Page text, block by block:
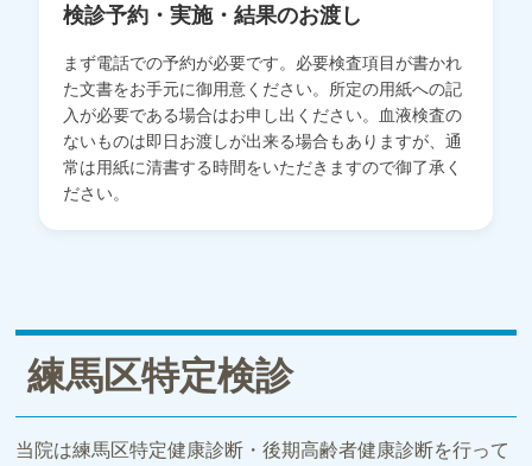
検診予約・実施・結果のお渡し
まず電話での予約が必要です。必要検査項目が書かれ
た文書をお手元に御用意ください。所定の用紙への記
入が必要である場合はお申し出ください。血液検査の
ないものは即日お渡しが出来る場合もありますが、通
常は用紙に清書する時間をいただきますので御了承く
ださい。
練馬区特定検診
当院は練馬区特定健康診断・後期高齢者健康診断を行って